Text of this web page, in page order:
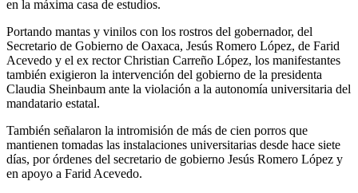
en la máxima casa de estudios.
Portando mantas y vinilos con los rostros del gobernador, del
Secretario de Gobierno de Oaxaca, Jesús Romero López, de Farid
Acevedo y el ex rector Christian Carreño López, los manifestantes
también exigieron la intervención del gobierno de la presidenta
Claudia Sheinbaum ante la violación a la autonomía universitaria del
mandatario estatal.
También señalaron la intromisión de más de cien porros que
mantienen tomadas las instalaciones universitarias desde hace siete
días, por órdenes del secretario de gobierno Jesús Romero López y
en apoyo a Farid Acevedo.